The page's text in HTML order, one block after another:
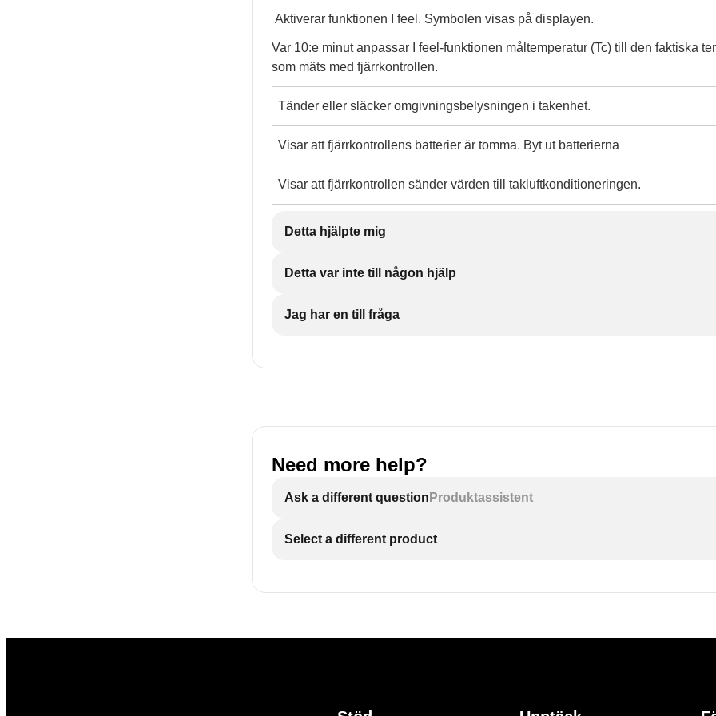
Aktiverar funktionen I feel. Symbolen visas på displayen.
Var 10:e minut anpassar I feel-funktionen måltemperatur (Tc) till den faktiska
som mäts med fjärrkontrollen.
Tänder eller släcker omgivningsbelysningen i takenhet.
Visar att fjärrkontrollens batterier är tomma. Byt ut batterierna
Visar att fjärrkontrollen sänder värden till takluftkonditioneringen.
Detta hjälpte mig
Detta var inte till någon hjälp
Jag har en till fråga
Need more help?
Ask a different question Produktassistent
Select a different product